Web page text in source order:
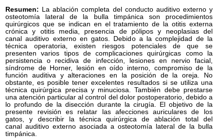
Resumen: La ablación completa del conducto auditivo externo y
osteotomía lateral de la bulla timpánica son procedimientos
quirúrgicos que se indican en el tratamiento de la otitis externa
crónica y otitis media, presencia de pólipos y neoplasias del
canal auditivo externo en gatos. Debido a la complejidad de la
técnica operatoria, existen riesgos potenciales de que se
presenten varios tipos de complicaciones quirúrgicas como la
persistencia o recidiva de infección, lesiones en nervio facial,
síndrome de Horner, lesión en oído interno, compromiso de la
función auditiva y alteraciones en la posición de la oreja. No
obstante, es posible tener excelentes resultados si se utiliza una
técnica quirúrgica precisa y minuciosa. También debe prestarse
una atención particular al control del dolor postoperatorio, debido a
lo profundo de la disección durante la cirugía. El objetivo de la
presente revisión es relatar las afecciones auriculares de los
gatos, y describir la técnica quirúrgica de ablación total del
canal auditivo externo asociada a osteotomía lateral de la bulla
timpánica.